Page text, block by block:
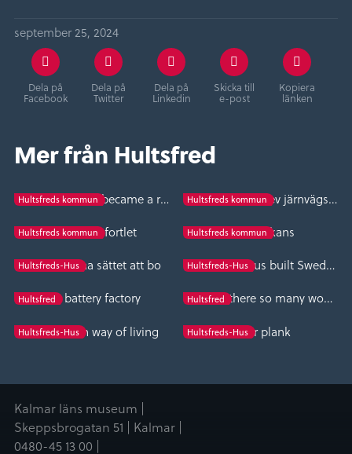
september 25, 2024
Dela på
Facebook
Dela på
Twitter
Dela på
Linkedin
Skicka till
e-post
Kopiera
länken
Mer från Hultsfred
Hultsfreds kommun When Hultsfred became a railway junction Hultsfreds kommun När Hultsfred blev järnvägsknut
Hultsfreds kommun
Charles XI fortlet Hultsfreds kommun
Karl XI skans
Hultsfreds-Hus
Det moderna sättet att bo Hultsfreds-Hus Hultsfreds-Hus built Sweden
HultsfredThe battery factory Hultsfred Why are there so many wooden house factories in Småland?
Hultsfreds-Hus
The modern way of living Hultsfreds-HusFiber plank
Kalmar läns museum |
Skeppsbrogatan 51 | Kalmar |
0480-45 13 00 |